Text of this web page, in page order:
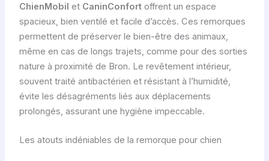
ChienMobil et CaninConfortoffrent un espace
spacieux, bien ventilé et facile d’accès. Ces remorques
permettent de préserver le bien-être des animaux,
même en cas de longs trajets, comme pour des sorties
nature à proximité de Bron. Le revêtement intérieur,
souvent traité antibactérien et résistant à l’humidité,
évite les désagréments liés aux déplacements
prolongés, assurant une hygiène impeccable.
Les atouts indéniables de la remorque pour chien